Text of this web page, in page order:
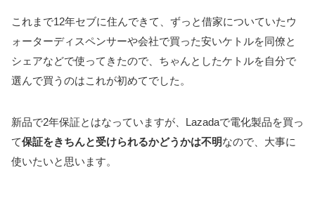
これまで12年セブに住んできて、ずっと借家についていたウ
ォーターディスペンサーや会社で買った安いケトルを同僚と
シェアなどで使ってきたので、ちゃんとしたケトルを自分で
選んで買うのはこれが初めてでした。
新品で2年保証とはなっていますが、Lazadaで電化製品を買っ
て保証をきちんと受けられるかどうかは不明なので、大事に
使いたいと思います。